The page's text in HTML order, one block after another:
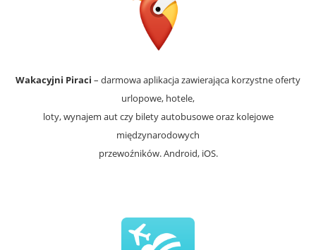
Wakacyjni Piraci – darmowa aplikacja zawierająca korzystne oferty
urlopowe, hotele,
loty, wynajem aut czy bilety autobusowe oraz kolejowe
międzynarodowych
przewoźników. Android, iOS.